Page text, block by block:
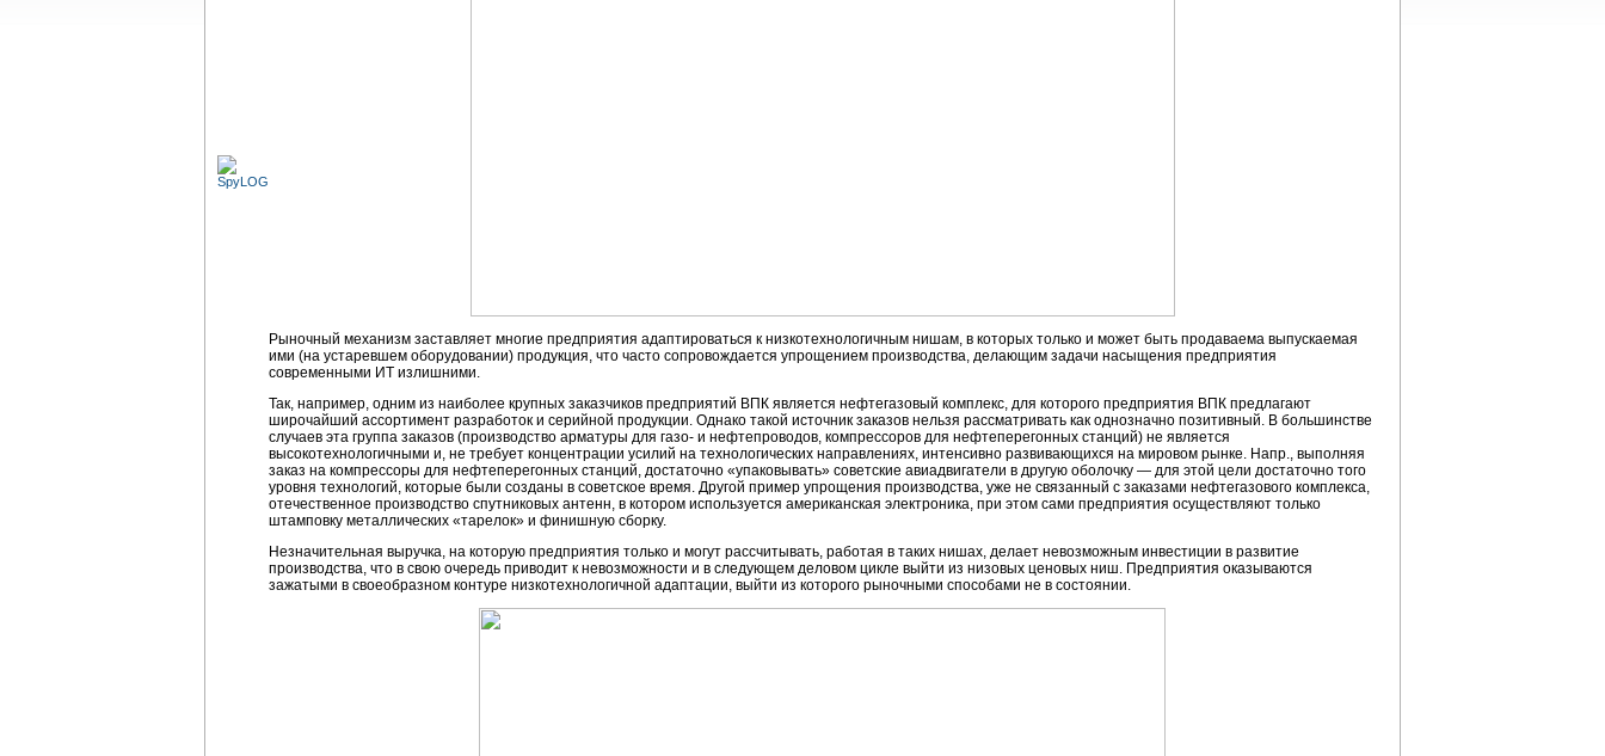
Рыночный механизм заставляет многие предприятия адаптироваться к низкотехнологичным нишам, в которых только и может быть продаваема выпускаемая
ими (на устаревшем оборудовании) продукция, что часто сопровождается упрощением производства, делающим задачи насыщения предприятия
современными ИТ излишними.
Так, например, одним из наиболее крупных заказчиков предприятий ВПК является нефтегазовый комплекс, для которого предприятия ВПК предлагают
широчайший ассортимент разработок и серийной продукции. Однако такой источник заказов нельзя рассматривать как однозначно позитивный. В большинстве
случаев эта группа заказов (производство арматуры для газо- и нефтепроводов, компрессоров для нефтеперегонных станций) не является
высокотехнологичными и, не требует концентрации усилий на технологических направлениях, интенсивно развивающихся на мировом рынке. Напр., выполняя
заказ на компрессоры для нефтеперегонных станций, достаточно «упаковывать» советские авиадвигатели в другую оболочку — для этой цели достаточно того
уровня технологий, которые были созданы в советское время. Другой пример упрощения производства, уже не связанный с заказами нефтегазового комплекса,
отечественное производство спутниковых антенн, в котором используется американская электроника, при этом сами предприятия осуществляют только
штамповку металлических «тарелок» и финишную сборку.
Незначительная выручка, на которую предприятия только и могут рассчитывать, работая в таких нишах, делает невозможным инвестиции в развитие
производства, что в свою очередь приводит к невозможности и в следующем деловом цикле выйти из низовых ценовых ниш. Предприятия оказываются
зажатыми в своеобразном контуре низкотехнологичной адаптации, выйти из которого рыночными способами не в состоянии.